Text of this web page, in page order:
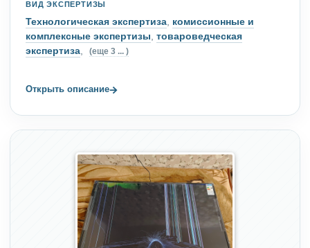
ВИД ЭКСПЕРТИЗЫ
Технологическая экспертиза, комиссионные и
комплексные экспертизы, товароведческая
экспертиза, (еще 3 ... )
Открыть описание→